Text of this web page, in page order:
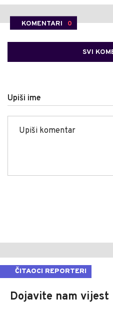
KOMENTARI 0
SVI
Upiši ime
ČITAOCI REPORTERI
Dojavite nam vijest